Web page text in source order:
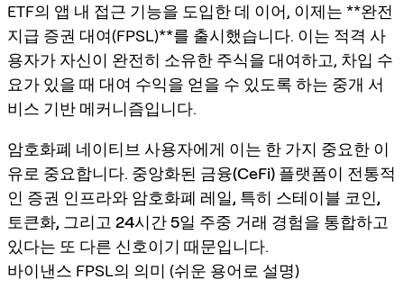
ETF의 앱 내 접근 기능을 도입한 데 이어, 이제는 **완전
지급 증권 대여(FPSL)**를 출시했습니다. 이는 적격 사
용자가 자신이 완전히 소유한 주식을 대여하고, 차입 수
요가 있을 때 대여 수익을 얻을 수 있도록 하는 중개 서
비스 기반 메커니즘입니다.
암호화폐 네이티브 사용자에게 이는 한 가지 중요한 이
유로 중요합니다. 중앙화된 금융(CeFi) 플랫폼이 전통적
인 증권 인프라와 암호화폐 레일, 특히 스테이블 코인,
토큰화, 그리고 24시간 5일 주중 거래 경험을 통합하고
있다는 또 다른 신호이기 때문입니다.
바이낸스 FPSL의 의미 (쉬운 용어로 설명)